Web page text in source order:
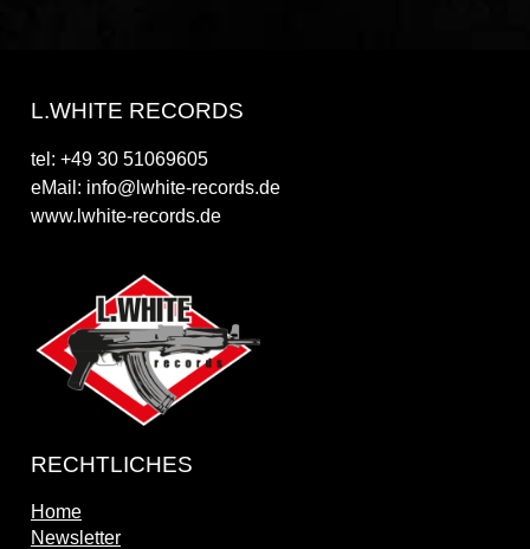
L.WHITE RECORDS
tel: +49 30 51069605
eMail: info@lwhite-records.de
www.lwhite-records.de
RECHTLICHES
Home
Newsletter